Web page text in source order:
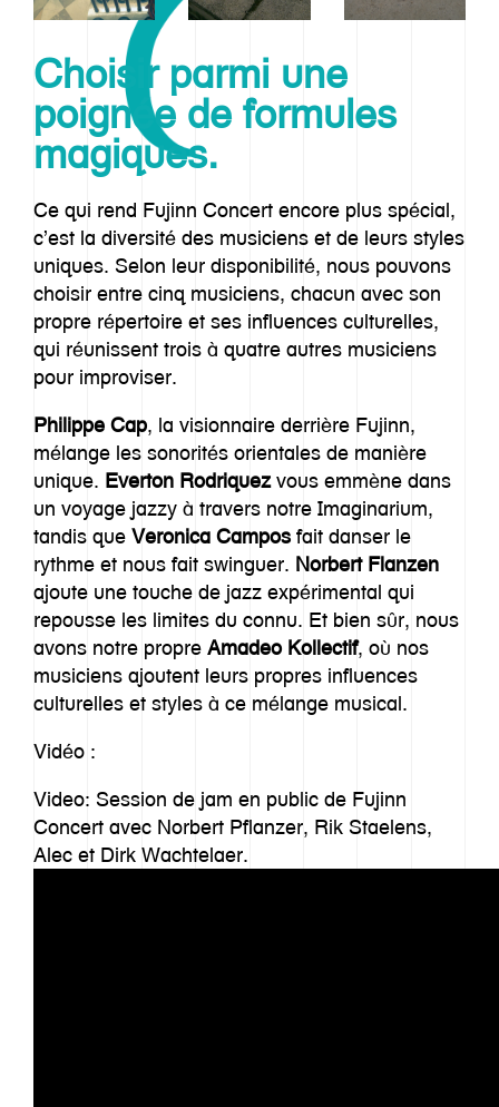
Notre histoire
Approche
Imaginarium
Offre
Inspiration
Equipe
Contact
Choisir parmi une
poignée de formules
magiques.
Ce qui rend Fujinn Concert encore plus spécial,
c’est la diversité des musiciens et de leurs styles
uniques. Selon leur disponibilité, nous pouvons
choisir entre cinq musiciens, chacun avec son
propre répertoire et ses influences culturelles,
qui réunissent trois à quatre autres musiciens
pour improviser.
Philippe Cap, la visionnaire derrière Fujinn,
mélange les sonorités orientales de manière
unique. Everton Rodriquezvous emmène dans
un voyage jazzy à travers notre Imaginarium,
tandis que Veronica Campos fait danser le
rythme et nous fait swinguer. Norbert Flanzen
ajoute une touche de jazz expérimental qui
repousse les limites du connu. Et bien sûr, nous
avons notre propre Amadeo Kollectif, où nos
musiciens ajoutent leurs propres influences
culturelles et styles à ce mélange musical.
Vidéo :
Video: Session de jam en public de Fujinn
Concert avec Norbert Pflanzer, Rik Staelens,
Alec et Dirk Wachtelaer.